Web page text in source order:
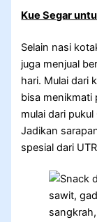
Kue Segar
Selain nasi
juga menjual
hari. Mulai dari
bisa menikmati
mulai dari
Jadikan
spesial dari